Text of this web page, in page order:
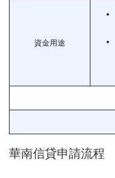
資金用途
華南信貸申請流程